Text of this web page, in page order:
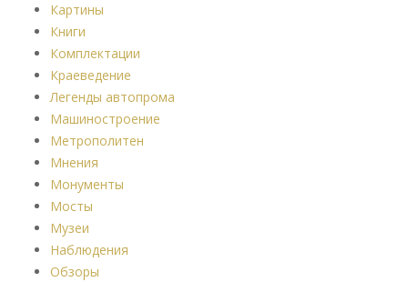
Картины
Книги
Комплектации
Краеведение
Легенды автопрома
Машиностроение
Метрополитен
Мнения
Монументы
Мосты
Музеи
Наблюдения
Обзоры